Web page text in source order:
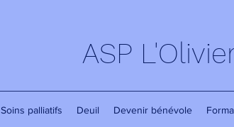
ASP
Soins palliatifs Deuil Devenir bénévole